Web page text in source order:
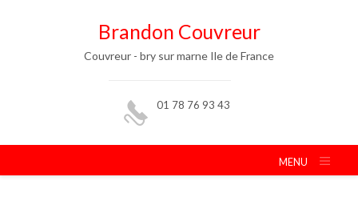
Brandon Couvreur
Couvreur - bry sur marne Ile de France
01 78 76 93 43
MENU